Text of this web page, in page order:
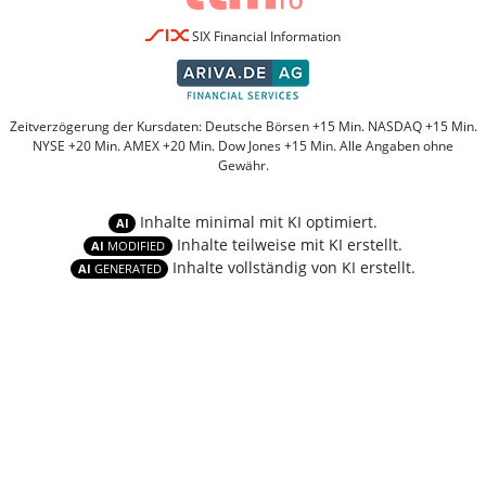
SIX Financial Information
Zeitverzögerung der Kursdaten: Deutsche Börsen +15 Min. NASDAQ +15 Min.
NYSE +20 Min. AMEX +20 Min. Dow Jones +15 Min. Alle Angaben ohne
Gewähr.
AI Inhalte minimal mit KI optimiert.
AI MODIFIED Inhalte teilweise mit KI erstellt.
AI GENERATED Inhalte vollständig von KI erstellt.